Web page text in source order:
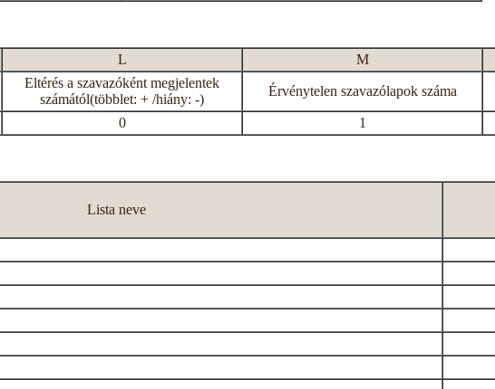
L M
Eltérés a szavazóként megjelentek
számától(többlet: + /hiány: -)
Érvénytelen szavazólapok száma
0 1
Lista neve